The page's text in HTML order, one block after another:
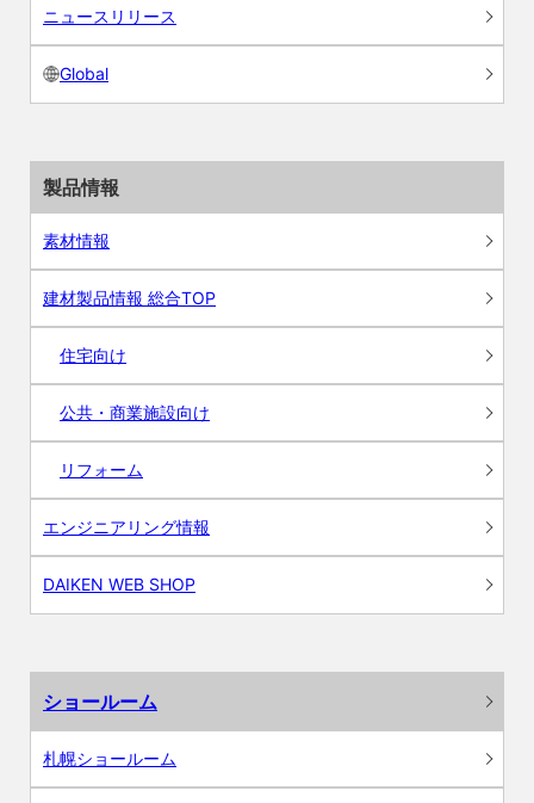
ニュースリリース
Global
製品情報
素材情報
建材製品情報 総合TOP
住宅向け
公共・商業施設向け
リフォーム
エンジニアリング情報
DAIKEN WEB SHOP
ショールーム
札幌ショールーム